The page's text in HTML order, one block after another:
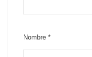
Nombre *